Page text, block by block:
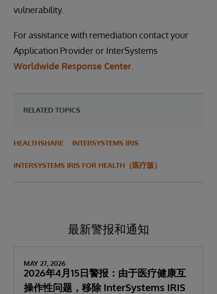
vulnerability.
For assistance with remediation contact your
Application Provider or InterSystems
Worldwide Response Center
RELATED TOPICS
HEALTHSHARE INTERSYSTEMS IRIS
INTERSYSTEMS IRIS FOR HEALTH（医疗版）
最新警报和通知
MAY 27, 2026
2026年4月15日警报：由于医疗健康互
操作性问题，移除 InterSystems IRIS